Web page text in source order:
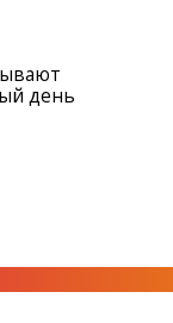
день